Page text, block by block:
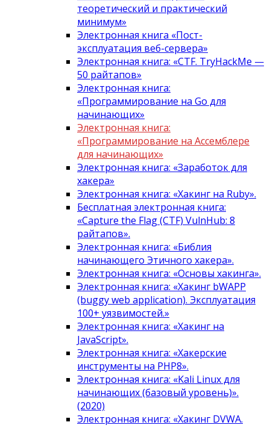
теоретический и практический
минимум»
Электронная книга «Пост-
эксплуатация веб-сервера»
Электронная книга: «CTF. TryHackMe —
50 райтапов»
Электронная книга:
«Программирование на Go для
начинающих»
Электронная книга:
«Программирование на Ассемблере
для начинающих»
Электронная книга: «Заработок для
хакера»
Электронная книга: «Хакинг на Ruby».
Бесплатная электронная книга:
«Capture the Flag (CTF) VulnHub: 8
райтапов».
Электронная книга: «Библия
начинающего Этичного хакера».
Электронная книга: «Основы хакинга».
Электронная книга: «Хакинг bWAPP
(buggy web application). Эксплуатация
100+ уязвимостей.»
Электронная книга: «Хакинг на
JavaScript».
Электронная книга: «Хакерские
инструменты на PHP8».
Электронная книга: «Kali Linux для
начинающих (базовый уровень)».
(2020)
Электронная книга: «Хакинг DVWA.